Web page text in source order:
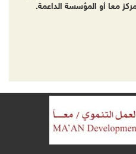
معا أو المؤسسة الداعمة.